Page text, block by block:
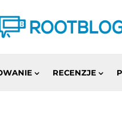
RECENZJE